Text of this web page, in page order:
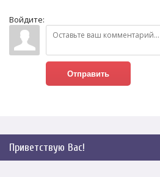
Войдите:
Отправить
Приветствую Вас!